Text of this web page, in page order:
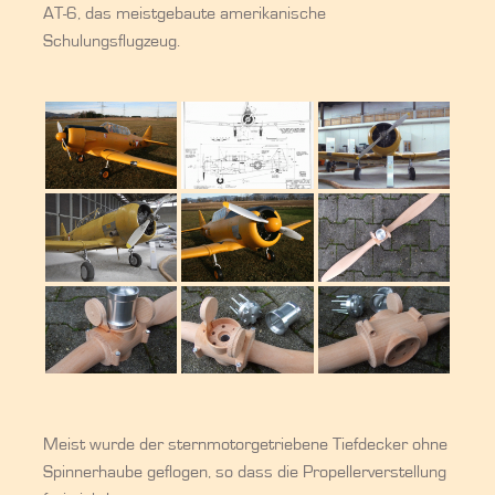
AT-6, das meistgebaute amerikanische
Schulungsflugzeug.
Meist wurde der sternmotorgetriebene Tiefdecker ohne
Spinnerhaube geflogen, so dass die Propellerverstellung